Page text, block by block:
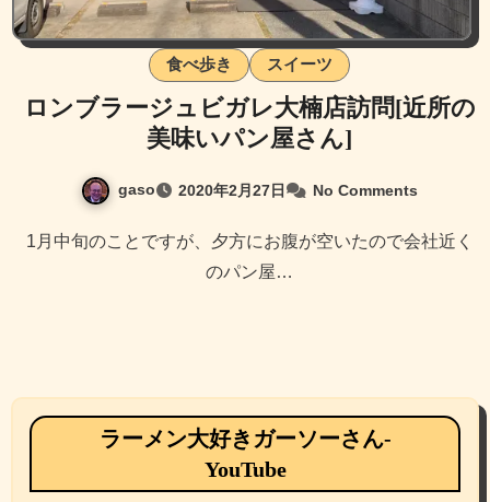
食べ歩き スイーツ
ロンブラージュビガレ大楠店訪問[近所の
美味いパン屋さん]
gaso 2020年2月27日 No Comments
1月中旬のことですが、夕方にお腹が空いたので会社近く
のパン屋…
ラーメン大好きガーソーさん-
YouTube